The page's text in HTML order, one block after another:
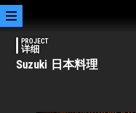
PROJECT
详细
Suzuki 日本料理